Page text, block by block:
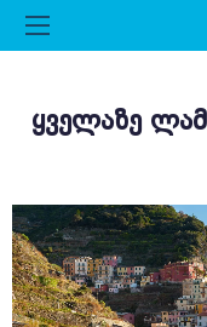
ᲧᲕᲔᲚᲐᲖᲔ